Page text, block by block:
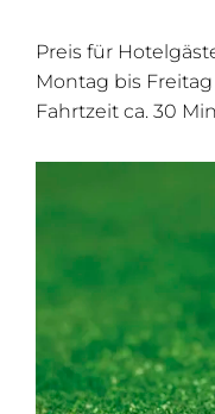
Preis für
Montag bis
Fahrtzeit ca. 30